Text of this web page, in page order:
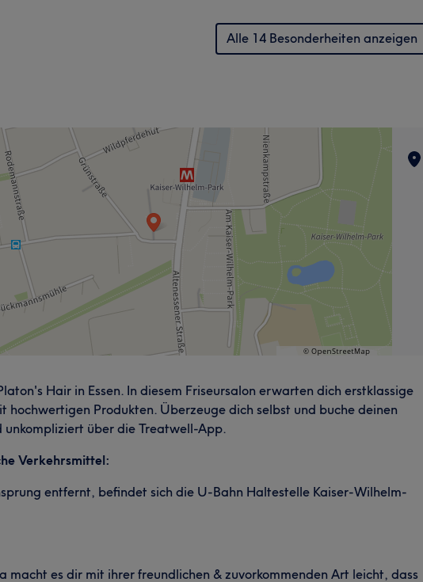
Alle 14 Besonderheiten anzeigen
Hair in Essen. In diesem Friseursalon erwarten dich erstklassige
hochwertigen Produkten. Überzeuge dich selbst und buche deinen
unkompliziert über die Treatwell-App.
Verkehrsmittel:
entfernt, befindet sich die U-Bahn Haltestelle Kaiser-Wilhelm-
macht es dir mit ihrer freundlichen & zuvorkommenden Art leicht, dass